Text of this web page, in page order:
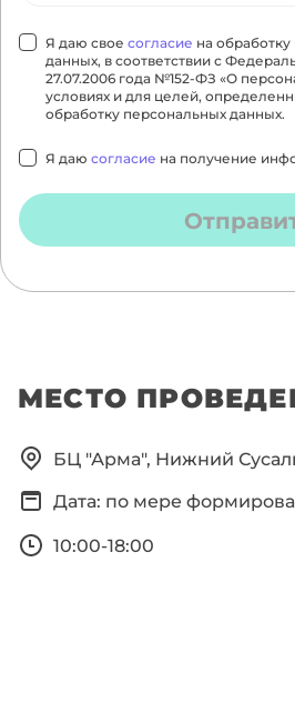
Я даю свое согласие на
данных, в соответствии с
27.07.2006 года №152-ФЗ «О
условиях и для целей,
обработку персональных данных.
Я даю согласие на получение
МЕСТО
БЦ "Арма", Нижний
Дата: по мере
10:00-18:00